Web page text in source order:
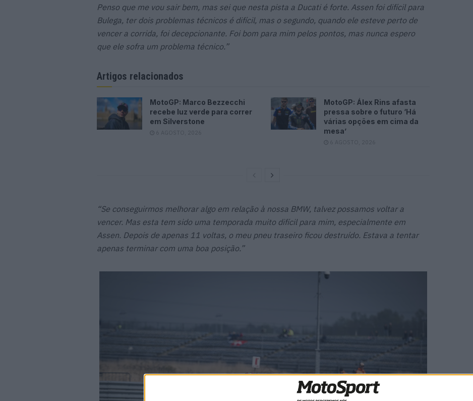
Penso que me vou sair bem, mas sei que nesta pista a Ducati é forte. Assen foi difícil para
Bulega, ter dois problemas técnicos é difícil, mas o segundo, quando ele esteve perto de
vencer a corrida, foi decepcionante. Foi bom para mim pelos pontos, mas nunca espero
que ele sofra um problema técnico.”
Artigos relacionados
MotoGP: Marco Bezzecchi
recebe luz verde para correr
em Silverstone
6 AGOSTO, 2026
MotoGP: Álex Rins afasta
pressa sobre o futuro ‘Há
várias opções em cima da
mesa’
6 AGOSTO, 2026
“Se conseguirmos melhorar algo em relação à nossa BMW, talvez possamos voltar a
vencer. Mas esta tem sido uma temporada muito difícil para mim, especialmente em
Assen. Depois de apenas 11 voltas, o meu pneu traseiro ficou destruído. Estava a tentar
apenas terminar com uma boa posição.”